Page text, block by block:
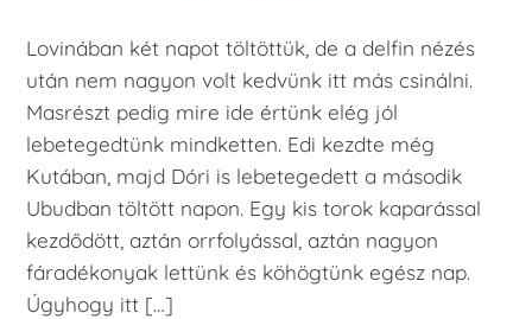
Lovinában két napot töltöttük, de a delfin nézés
után nem nagyon volt kedvünk itt más csinálni.
Masrészt pedig mire ide értünk elég jól
lebetegedtünk mindketten. Edi kezdte még
Kutában, majd Dóri is lebetegedett a második
Ubudban töltött napon. Egy kis torok kaparással
kezdődött, aztán orrfolyással, aztán nagyon
fáradékonyak lettünk és köhögtünk egész nap.
Úgyhogy itt […]